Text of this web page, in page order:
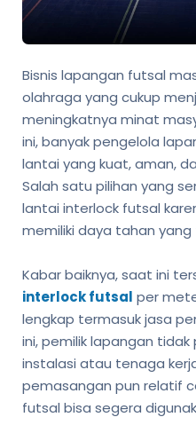
Bisnis lapangan futsal
olahraga yang cukup
meningkatnya minat
ini, banyak pengelola
lantai yang kuat, aman,
Salah satu pilihan yang
lantai interlock futsal
memiliki daya tahan yang
Kabar baiknya, saat ini
interlock futsal per
lengkap termasuk jasa
ini, pemilik lapangan
instalasi atau tenaga
pemasangan pun relatif
futsal bisa segera